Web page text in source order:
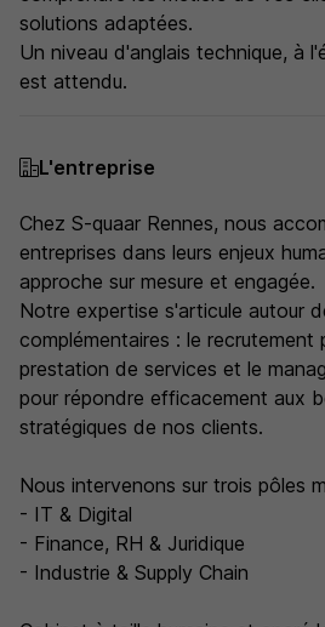
solutions adaptées.
Un niveau d'anglais technique, à
est attendu.
L'entreprise
Chez S-quaar Rennes, nous
entreprises dans leurs enjeux
approche sur mesure et engagée.
Notre expertise s'articule autour
complémentaires : le recrutement
prestation de services et le
pour répondre efficacement aux
stratégiques de nos clients.
Nous intervenons sur trois pôles
- IT & Digital
- Finance, RH & Juridique
- Industrie & Supply Chain